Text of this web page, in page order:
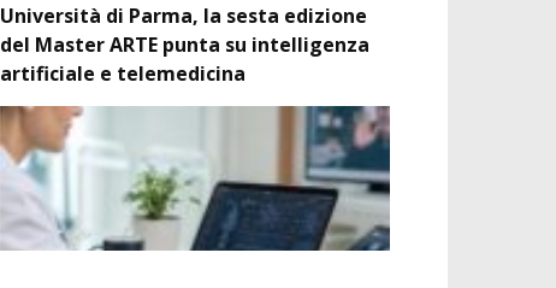
Università di Parma, la sesta edizione
del Master ARTE punta su intelligenza
artificiale e telemedicina